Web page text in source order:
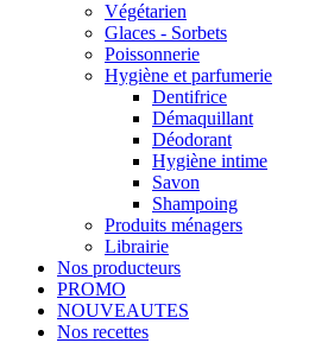
Végétarien
Glaces - Sorbets
Poissonnerie
Hygiène et parfumerie
Dentifrice
Démaquillant
Déodorant
Hygiène intime
Savon
Shampoing
Produits ménagers
Librairie
Nos producteurs
PROMO
NOUVEAUTES
Nos recettes